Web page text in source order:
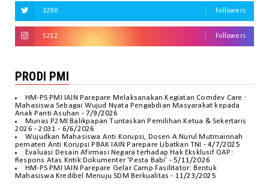
3290 Followers
5212 Followers
PRODI PMI
HM-PS PMI IAIN Parepare Melaksanakan Kegiatan Comdev Care :
Mahasiswa Sebagai Wujud Nyata Pengabdian Masyarakat kepada
Anak Panti Asuhan - 7/9/2026
Munas P2MI Balikpapan Tuntaskan Pemilihan Ketua & Sekertaris
2026 - 2031 - 6/6/2026
Wujudkan Mahasiswa Anti Korupsi, Dosen A.Nurul Mutmainnah
pemateri Anti Korupsi PBAK IAIN Parepare Libatkan TNI - 4/7/2025
Evaluasi Desain Afirmasi Negara terhadap Hak Eksklusif OAP:
Respons Atas Kritik Dokumenter 'Pesta Babi' - 5/11/2026
HM-PS PMI IAIN Parepare Gelar Camp Fasilitator: Bentuk
Mahasiswa Kredibel Menuju SDM Berkualitas - 11/23/2025